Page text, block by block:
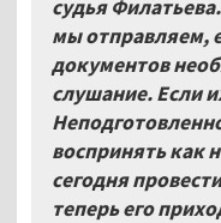
судья
мы отправляем,
документов
слушание. Если
воспринять как
сегодня
теперь его